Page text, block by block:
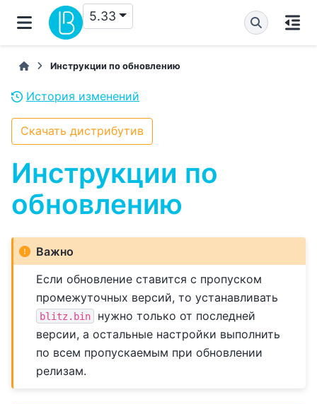
5.33
Инструкции по обновлению
История изменений
Скачать дистрибутив
Инструкции по
обновлению
Важно
Если обновление ставится с пропуском
промежуточных версий, то устанавливать
blitz.bin
нужно только от последней
версии, а остальные настройки выполнить
по всем пропускаемым при обновлении
релизам.